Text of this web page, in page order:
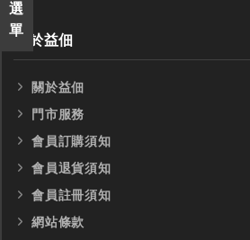
選
單
關於益佃
關於益佃
門市服務
會員訂購須知
會員退貨須知
會員註冊須知
網站條款